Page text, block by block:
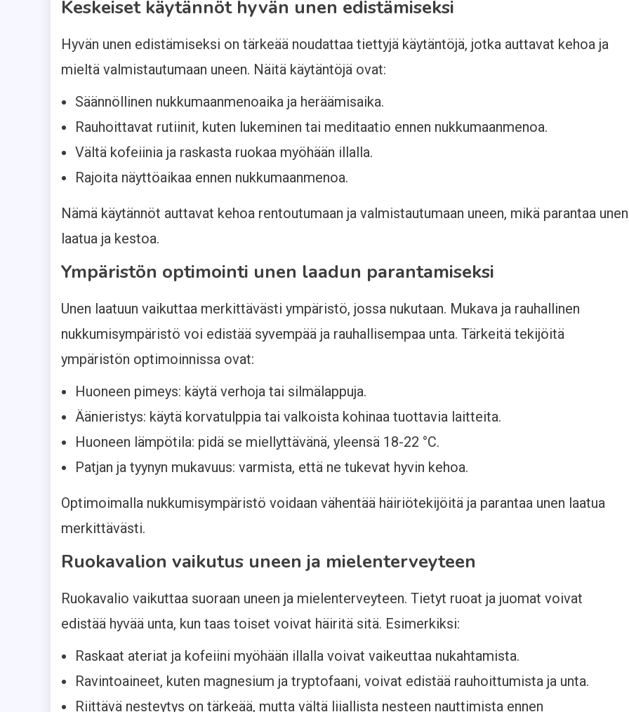
Keskeiset käytännöt hyvän unen edistämiseksi
Hyvän unen edistämiseksi on tärkeää noudattaa tiettyjä käytäntöjä, jotka auttavat kehoa ja
mieltä valmistautumaan uneen. Näitä käytäntöjä ovat:
Säännöllinen nukkumaanmenoaika ja heräämisaika.
Rauhoittavat rutiinit, kuten lukeminen tai meditaatio ennen nukkumaanmenoa.
Vältä kofeiinia ja raskasta ruokaa myöhään illalla.
Rajoita näyttöaikaa ennen nukkumaanmenoa.
Nämä käytännöt auttavat kehoa rentoutumaan ja valmistautumaan uneen, mikä parantaa unen
laatua ja kestoa.
Ympäristön optimointi unen laadun parantamiseksi
Unen laatuun vaikuttaa merkittävästi ympäristö, jossa nukutaan. Mukava ja rauhallinen
nukkumisympäristö voi edistää syvempää ja rauhallisempaa unta. Tärkeitä tekijöitä
ympäristön optimoinnissa ovat:
Huoneen pimeys: käytä verhoja tai silmälappuja.
Äänieristys: käytä korvatulppia tai valkoista kohinaa tuottavia laitteita.
Huoneen lämpötila: pidä se miellyttävänä, yleensä 18-22 °C.
Patjan ja tyynyn mukavuus: varmista, että ne tukevat hyvin kehoa.
Optimoimalla nukkumisympäristö voidaan vähentää häiriötekijöitä ja parantaa unen laatua
merkittävästi.
Ruokavalion vaikutus uneen ja mielenterveyteen
Ruokavalio vaikuttaa suoraan uneen ja mielenterveyteen. Tietyt ruoat ja juomat voivat
edistää hyvää unta, kun taas toiset voivat häiritä sitä. Esimerkiksi:
Raskaat ateriat ja kofeiini myöhään illalla voivat vaikeuttaa nukahtamista.
Ravintoaineet, kuten magnesium ja tryptofaani, voivat edistää rauhoittumista ja unta.
Riittävä nesteytys on tärkeää, mutta vältä liiallista nesteen nauttimista ennen